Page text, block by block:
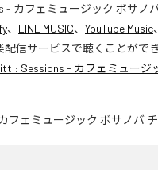
- カフェミュージック ボサノ
、 LINE MUSIC、 YouTube Music、
配信サービスで聴くことができ
Sessions - カフェミュージ